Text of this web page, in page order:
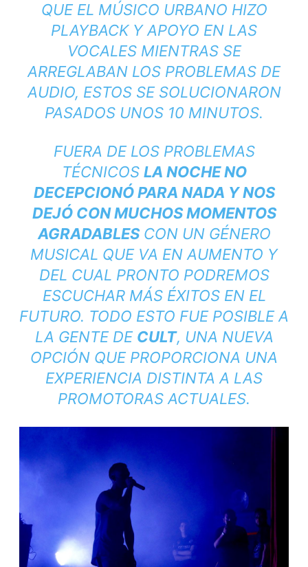
QUE EL MÚSICO URBANO HIZO
PLAYBACK Y APOYO EN LAS
VOCALES MIENTRAS SE
ARREGLABAN LOS PROBLEMAS DE
AUDIO, ESTOS SE SOLUCIONARON
PASADOS UNOS 10 MINUTOS.
FUERA DE LOS PROBLEMAS
TÉCNICOS LA NOCHE NO
DECEPCIONÓ PARA NADA Y NOS
DEJÓ CON MUCHOS MOMENTOS
AGRADABLESCON UN GÉNERO
MUSICAL QUE VA EN AUMENTO Y
DEL CUAL PRONTO PODREMOS
ESCUCHAR MÁS ÉXITOS EN EL
FUTURO. TODO ESTO FUE POSIBLE A
LA GENTE DE CULT, UNA NUEVA
OPCIÓN QUE PROPORCIONA UNA
EXPERIENCIA DISTINTA A LAS
PROMOTORAS ACTUALES.